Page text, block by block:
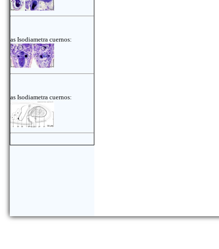
as Isodiametra cuernos:
as Isodiametra cuernos: